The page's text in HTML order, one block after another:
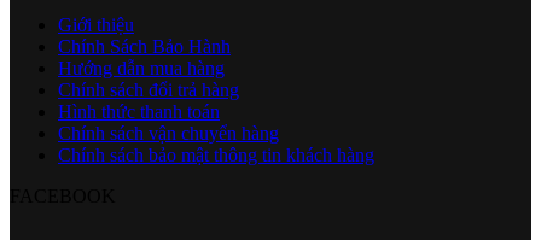
Giới thiệu
Chính Sách Bảo Hành
Hướng dẫn mua hàng
Chính sách đổi trả hàng
Hình thức thanh toán
Chính sách vận chuyển hàng
Chính sách bảo mật thông tin khách hàng